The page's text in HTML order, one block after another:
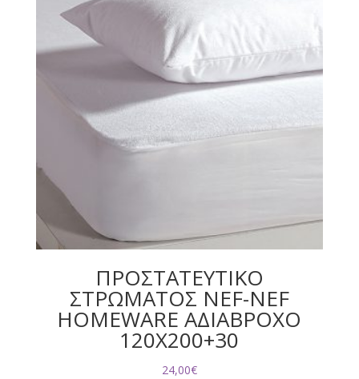
ΠΡΟΣΤΑΤΕΥΤΙΚΟ
ΣΤΡΩΜΑΤΟΣ NEF-NEF
HOMEWARE ΑΔΙΑΒΡΟΧΟ
120X200+30
24,00€